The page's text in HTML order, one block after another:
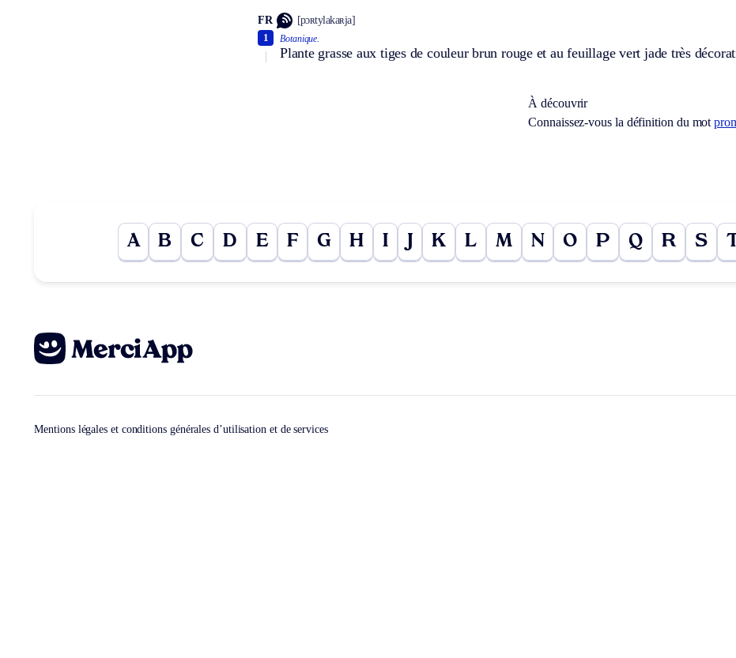
FR [pɔʀtylakaʀja]
Botanique.
Plante grasse aux tiges de couleur brun rouge et au feuillage vert jade très
1
À découvrir
Connaissez-vous la définition du mot
A B C D E F G H I K L M N O P Q R S
Mentions légales et conditions générales d’utilisation et de services